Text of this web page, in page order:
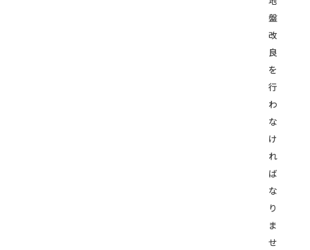
盤
改
良
を
行
わ
な
け
れ
ば
な
り
ま
せ